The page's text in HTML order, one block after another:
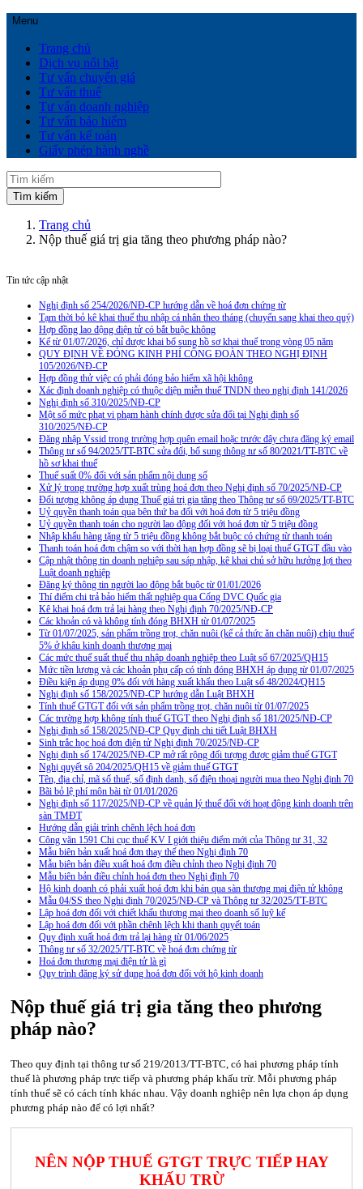
Menu
Trang chủ
Dịch vụ nổi bật
Tư vấn chuyển giá
Tư vấn thuế
Tư vấn doanh nghiệp
Tư vấn bảo hiểm
Tư vấn kế toán
Giấy phép hành nghề
Trang chủ
Nộp thuế giá trị gia tăng theo phương pháp nào?
Tin tức cập nhật
Nghị định số 254/2026/NĐ-CP hướng dẫn về hoá đơn chứng từ
Tạm thời bỏ kê khai thuế thu nhập cá nhân theo tháng (chuyển sang khai theo quý)
Hợp đồng lao động điện tử có bắt buộc không
Kể từ 01/07/2026, chỉ được khai bổ sung hồ sơ khai thuế trong vòng 05 năm
QUY ĐỊNH VỀ ĐÓNG KINH PHÍ CÔNG ĐOÀN THEO NGHỊ ĐỊNH
105/2026/NĐ-CP
Hợp đồng thử việc có phải đóng bảo hiểm xã hội không
Xác định doanh nghiệp có thuộc diện miễn thuế TNDN theo nghị định 141/2026
Nghị định số 310/2025/NĐ-CP
Một số mức phạt vi phạm hành chính được sửa đổi tại Nghị định số
310/2025/NĐ-CP
Đăng nhập Vssid trong trường hợp quên email hoặc trước đây chưa đăng ký email
Thông tư số 94/2025/TT-BTC sửa đổi, bổ sung thông tư số 80/2021/TT-BTC về
hồ sơ khai thuế
Thuế suất 0% đối với sản phẩm nội dung số
Xử lý trong trường hợp xuất trùng hoá đơn theo Nghị định số 70/2025/NĐ-CP
Đối tượng không áp dụng Thuế giá trị gia tăng theo Thông tư số 69/2025/TT-BTC
Uỷ quyền thanh toán qua bên thứ ba đối với hoá đơn từ 5 triệu đồng
Uỷ quyền thanh toán cho người lao động đối với hoá đơn từ 5 triệu đồng
Nhập khẩu hàng tặng từ 5 triệu đồng không bắt buộc có chứng từ thanh toán
Thanh toán hoá đơn chậm so với thời hạn hợp đồng sẽ bị loại thuế GTGT đầu vào
Cập nhật thông tin doanh nghiệp sau sáp nhập, kê khai chủ sở hữu hưởng lợi theo
Luật doanh nghiệp
Đăng ký thông tin người lao động bắt buộc từ 01/01/2026
Thí điểm chi trả bảo hiểm thất nghiệp qua Cổng DVC Quốc gia
Kê khai hoá đơn trả lại hàng theo Nghị định 70/2025/NĐ-CP
Các khoản có và không tính đóng BHXH từ 01/07/2025
Từ 01/07/2025, sản phẩm trồng trọt, chăn nuôi (kể cả thức ăn chăn nuôi) chịu thuế
5% ở khâu kinh doanh thương mại
Các mức thuế suất thuế thu nhập doanh nghiệp theo Luật số 67/2025/QH15
Mức tiền lương và các khoản phụ cấp có tính đóng BHXH áp dụng từ 01/07/2025
Điều kiện áp dụng 0% đối với hàng xuất khẩu theo Luật số 48/2024/QH15
Nghị định số 158/2025/NĐ-CP hướng dẫn Luật BHXH
Tính thuế GTGT đối với sản phẩm trồng trọt, chăn nuôi từ 01/07/2025
Các trường hợp không tính thuế GTGT theo Nghị định số 181/2025/NĐ-CP
Nghị định số 158/2025/NĐ-CP Quy định chi tiết Luật BHXH
Sinh trắc học hoá đơn điện tử Nghị định 70/2025/NĐ-CP
Nghị định số 174/2025/NĐ-CP mở rất rộng đối tượng được giảm thuế GTGT
Nghị quyết sô 204/2025/QH15 về giảm thuế GTGT
Tên, địa chỉ, mã số thuế, số định danh, số điện thoại người mua theo Nghị định 70
Bãi bỏ lệ phí môn bài từ 01/01/2026
Nghị định số 117/2025/NĐ-CP về quản lý thuế đối với hoạt động kinh doanh trên
sàn TMĐT
Hướng dẫn giải trình chênh lệch hoá đơn
Công văn 1591 Chi cục thuế KV I giới thiệu điểm mới của Thông tư 31, 32
Mẫu biên bản xuất hoá đơn thay thế theo Nghị định 70
Mẫu biên bản điều xuất hoá đơn điều chỉnh theo Nghị định 70
Mẫu biên bản điều chỉnh hoá đơn theo Nghị định 70
Hộ kinh doanh có phải xuất hoá đơn khi bán qua sàn thương mại điện tử không
Mẫu 04/SS theo Nghi định 70/2025/NĐ-CP và Thông tư 32/2025/TT-BTC
Lập hoá đơn đối với chiết khấu thương mại theo doanh số luỹ kế
Lập hoá đơn đối với phần chênh lệch khi thanh quyết toán
Quy định xuất hoá đơn trả lại hàng từ 01/06/2025
Thông tư số 32/2025/TT-BTC về hoá đơn chứng từ
Hoá đơn thương mại điện tử là gì
Quy trình đăng ký sử dụng hoá đơn đối với hộ kinh doanh
Nộp thuế giá trị gia tăng theo phương
pháp nào?
Theo quy định tại thông tư số 219/2013/TT-BTC, có hai phương pháp tính
thuế là phương pháp trực tiếp và phương pháp khấu trừ. Mỗi phương pháp
tính thuế sẽ có cách tính khác nhau. Vậy doanh nghiệp nên lựa chọn áp dụng
phương pháp nào để có lợi nhất?
NÊN NỘP THUẾ GTGT TRỰC TIẾP HAY
KHẤU TRỪ